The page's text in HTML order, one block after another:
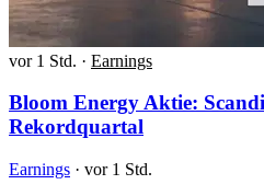
vor 1 Std. · Earnings
Bloom Energy Aktie:
Rekordquartal
Earnings · vor 1 Std.